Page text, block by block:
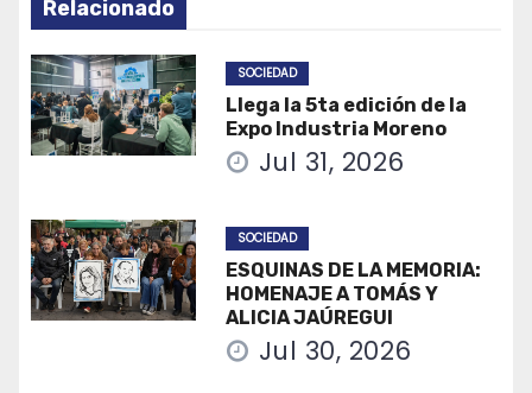
Relacionado
SOCIEDAD
Llega la 5ta edición de la
Expo Industria Moreno
Jul 31, 2026
SOCIEDAD
ESQUINAS DE LA MEMORIA:
HOMENAJE A TOMÁS Y
ALICIA JAÚREGUI
Jul 30, 2026